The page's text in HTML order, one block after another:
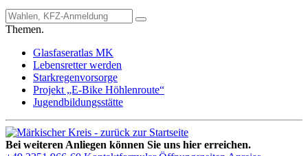
Themen.
Glasfaseratlas MK
Lebensretter werden
Starkregenvorsorge
Projekt „E-Bike Höhlenroute“
Jugendbildungsstätte
Bei weiteren Anliegen können Sie uns hier erreichen.